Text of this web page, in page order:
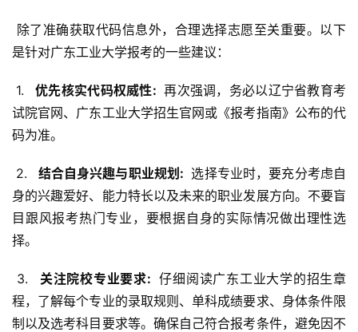
是针对广东工业大学报考的一些建议：
1.
  优先核实代码权威性:
再次强调，务必以辽宁省教育考
试院官网、广东工业大学招生官网或《报考指南》公布的代
码为准。
2.
  结合自身兴趣与职业规划:
选择专业时，要充分考虑自
身的兴趣爱好、能力特长以及未来的职业发展方向。不要盲
目跟风报考热门专业，要根据自身的实际情况做出理性选
择。
3.
  关注院校专业要求:
仔细阅读广东工业大学的招生章
程，了解每个专业的录取规则、单科成绩要求、身体条件限
制以及选考科目要求等。确保自己符合报考条件，避免因不